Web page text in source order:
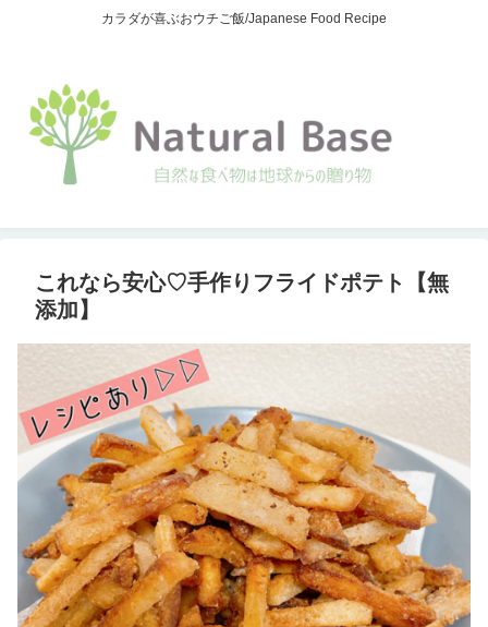
カラダが喜ぶおウチご飯/Japanese Food Recipe
これなら安心♡手作りフライドポテト【無
添加】